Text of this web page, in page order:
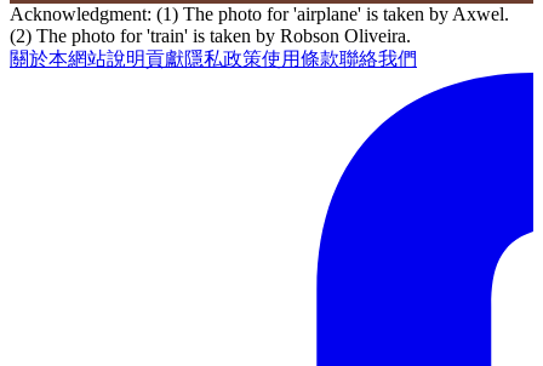
Acknowledgment: (1) The photo for 'airplane' is taken by Axwel.
(2) The photo for 'train' is taken by Robson Oliveira.
關於本網站說明貢獻隱私政策使用條款聯絡我們